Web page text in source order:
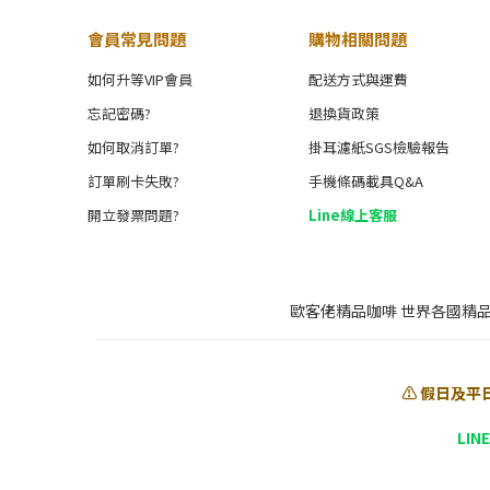
會員常見問題
如何升等VIP會員
忘記密碼?
如何取消訂單?
訂單刷卡失敗?
開立發票問題?
購物相關問題
配送方式與運費
退換貨政策
掛耳濾紙SGS檢驗報告
手機條碼載具Q&A
Line線上客服
歐客佬精品咖啡 世界各國精
⚠️ 假日及平